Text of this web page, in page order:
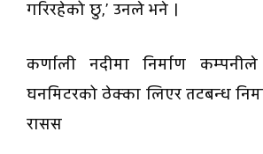
गरिरहेको छु,’ उनले भने ।
कर्णाली नदीमा निर्माण
घनमिटरको ठेक्का लिएर तटबन्ध
रासस